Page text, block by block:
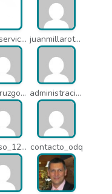
azkenservices_mdx juanmillarot_17714
jdelacruzgonzalez2015_q8e administracion_pua
galonso_12031 contacto_odq